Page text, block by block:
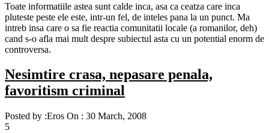
Toate informatiile astea sunt calde inca, asa ca ceatza care inca
pluteste peste ele este, intr-un fel, de inteles pana la un punct. Ma
intreb insa care o sa fie reactia comunitatii locale (a romanilor, deh)
cand s-o afla mai mult despre subiectul asta cu un potential enorm de
controversa.
Nesimtire crasa, nepasare penala,
favoritism criminal
Posted by :Eros On : 30 March, 2008
5